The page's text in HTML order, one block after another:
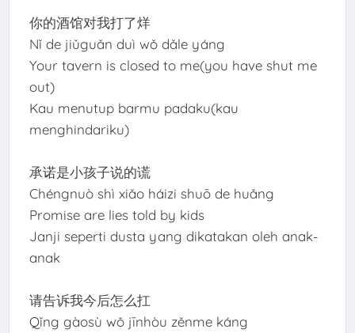
你的酒馆对我打了烊
Nǐ de jiǔguǎn duì wǒ dǎle yáng
Your tavern is closed to me(you have shut me
out)
Kau menutup barmu padaku(kau
menghindariku)
承诺是小孩子说的谎
Chéngnuò shì xiǎo háizi shuō de huǎng
Promise are lies told by kids
Janji seperti dusta yang dikatakan oleh anak-
anak
请告诉我今后怎么扛
Qǐng gàosù wǒ jīnhòu zěnme káng